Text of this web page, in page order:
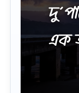
এক